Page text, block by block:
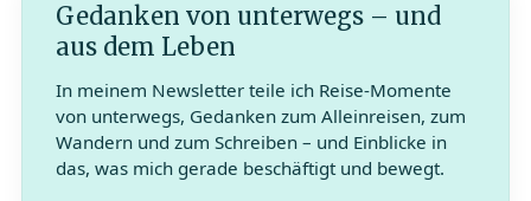
Gedanken von unterwegs – und
aus dem Leben
In meinem Newsletter teile ich Reise-Momente
von unterwegs, Gedanken zum Alleinreisen, zum
Wandern und zum Schreiben – und Einblicke in
das, was mich gerade beschäftigt und bewegt.